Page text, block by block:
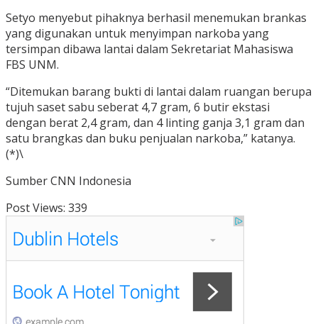
Setyo menyebut pihaknya berhasil menemukan brankas
yang digunakan untuk menyimpan narkoba yang
tersimpan dibawa lantai dalam Sekretariat Mahasiswa
FBS UNM.
“Ditemukan barang bukti di lantai dalam ruangan berupa
tujuh saset sabu seberat 4,7 gram, 6 butir ekstasi
dengan berat 2,4 gram, dan 4 linting ganja 3,1 gram dan
satu brangkas dan buku penjualan narkoba,” katanya.
(*)\
Sumber CNN Indonesia
Post Views: 339